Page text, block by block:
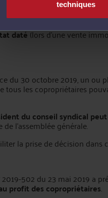
techniques
règles encadrant l’activité d
la tarification du
daté(lors d’une vente
du 30 octobre 2019, un
tous les copropriétaires
du conseil syndical
l’assemblée générale.
la prise de décision
2019-502 du 23 mai 2019 a
profit des copropriétaires.